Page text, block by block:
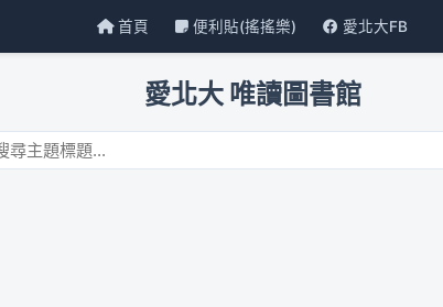
首頁 便利貼(搖搖樂) 愛北大FB
愛北大 唯讀圖書館